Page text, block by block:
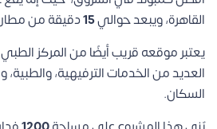
القاهرة، ويبعد حوالي15دقيقة من مطار
يعتبر موقعه قريب أيضًا من المركز الطبي
العديد من الخدمات الترفيهية، والطبية،
السكان.